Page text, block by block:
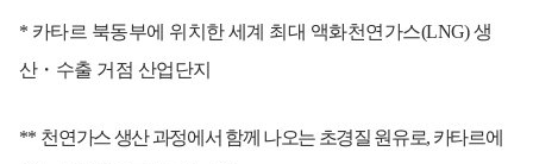
* 카타르 북동부에 위치한 세계 최대 액화천연가스(LNG)생
산・ 수출 거점 산업단지
** 천연가스 생산 과정에서 함께 나오는 초경질 원유로, 카타르에